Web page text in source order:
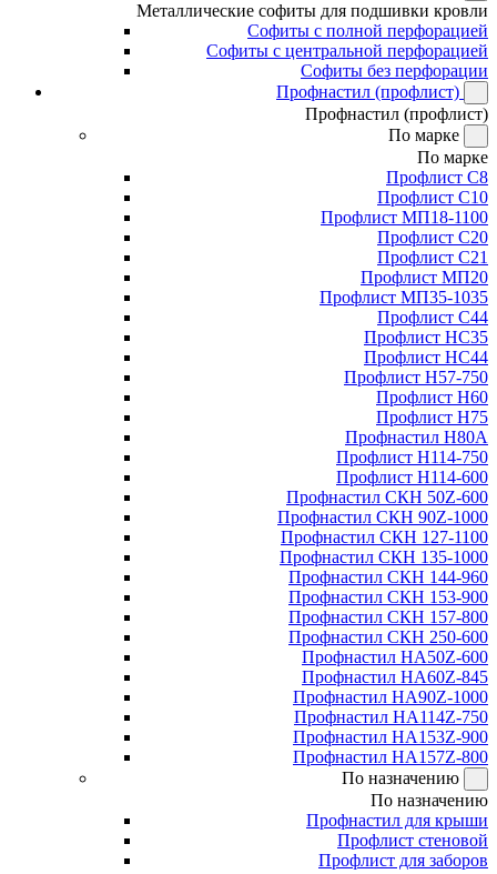
Металлические софиты для подшивки кровли
Софиты с полной перфорацией
Софиты с центральной перфорацией
Софиты без перфорации
Профнастил (профлист)
Профнастил (профлист)
По марке
По марке
Профлист С8
Профлист С10
Профлист МП18-1100
Профлист С20
Профлист С21
Профлист МП20
Профлист МП35-1035
Профлист С44
Профлист НС35
Профлист НС44
Профлист Н57-750
Профлист Н60
Профлист Н75
Профнастил Н80А
Профлист Н114-750
Профлист Н114-600
Профнастил СКН 50Z-600
Профнастил СКН 90Z-1000
Профнастил СКН 127-1100
Профнастил СКН 135-1000
Профнастил СКН 144-960
Профнастил СКН 153-900
Профнастил СКН 157-800
Профнастил СКН 250-600
Профнастил НА50Z-600
Профнастил НА60Z-845
Профнастил НА90Z-1000
Профнастил НА114Z-750
Профнастил НА153Z-900
Профнастил НА157Z-800
По назначению
По назначению
Профнастил для крыши
Профлист стеновой
Профлист для заборов